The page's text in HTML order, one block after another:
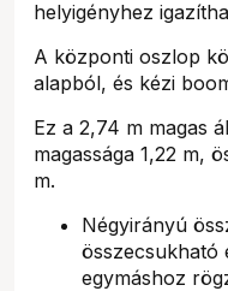
helyigényhez
A központi oszlop
alapból, és kézi
Ez a 2,74 m magas
magassága 1,22 m,
m.
Négyirányú
összecsukható
egymáshoz